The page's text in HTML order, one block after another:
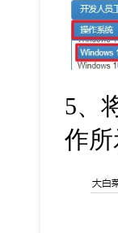
5、
作所